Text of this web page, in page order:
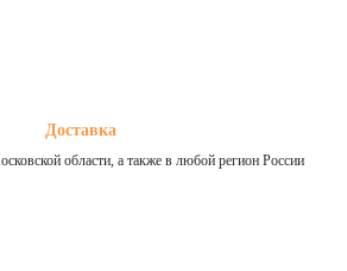
Доставка
области, а также в любой регион России